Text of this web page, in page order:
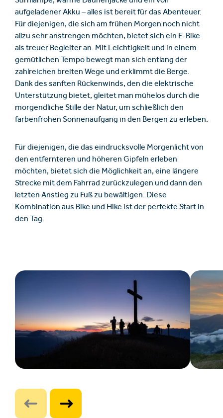
aufgeladener Akku – alles ist bereit für das Abenteuer.
Für diejenigen, die sich am frühen Morgen noch nicht
allzu sehr anstrengen möchten, bietet sich ein E-Bike
als treuer Begleiter an. Mit Leichtigkeit und in einem
gemütlichen Tempo bewegt man sich entlang der
zahlreichen breiten Wege und erklimmt die Berge.
Dank des sanften Rückenwinds, den die elektrische
Unterstützung bietet, gleitet man mühelos durch die
morgendliche Stille der Natur, um schließlich den
farbenfrohen Sonnenaufgang in den Bergen zu erleben.
Für diejenigen, die das eindrucksvolle Morgenlicht von
den entfernteren und höheren Gipfeln erleben
möchten, bietet sich die Möglichkeit an, eine längere
Strecke mit dem Fahrrad zurückzulegen und dann den
letzten Anstieg zu Fuß zu bewältigen. Diese
Kombination aus Bike und Hike ist der perfekte Start in
den Tag.